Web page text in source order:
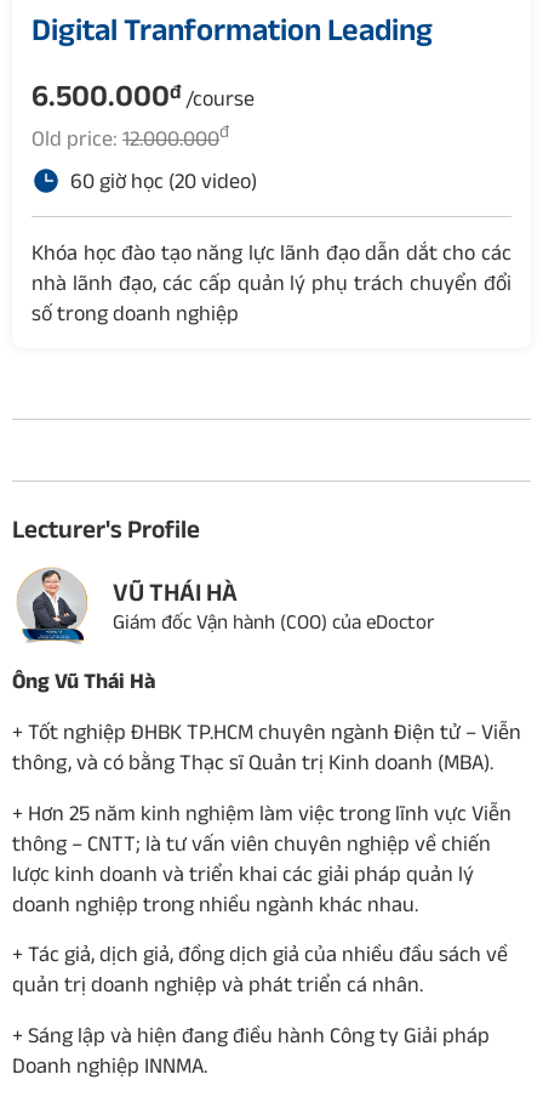
Digital Tranformation Leading
6.500.000đ /course
Old price: 12.000.000đ
60 giờ học (20 video)
Khóa học đào tạo năng lực lãnh đạo dẫn dắt cho các
nhà lãnh đạo, các cấp quản lý phụ trách chuyển đổi
số trong doanh nghiệp
Lecturer's Profile
VŨ THÁI HÀ
Giám đốc Vận hành (COO) của eDoctor
Ông Vũ Thái Hà
+ Tốt nghiệp ĐHBK TP.HCM chuyên ngành Điện tử – Viễn
thông, và có bằng Thạc sĩ Quản trị Kinh doanh (MBA).
+ Hơn 25 năm kinh nghiệm làm việc trong lĩnh vực Viễn
thông – CNTT; là tư vấn viên chuyên nghiệp về chiến
lược kinh doanh và triển khai các giải pháp quản lý
doanh nghiệp trong nhiều ngành khác nhau.
+ Tác giả, dịch giả, đồng dịch giả của nhiều đầu sách về
quản trị doanh nghiệp và phát triển cá nhân.
+ Sáng lập và hiện đang điều hành Công ty Giải pháp
Doanh nghiệp INNMA.